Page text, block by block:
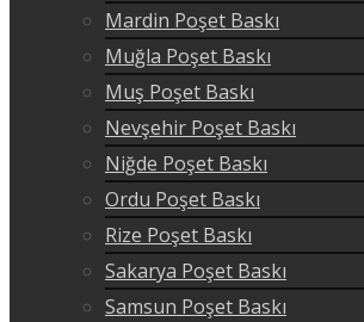
Mardin Poşet Baskı
Muğla Poşet Baskı
Muş Poşet Baskı
Nevşehir Poşet Baskı
Niğde Poşet Baskı
Ordu Poşet Baskı
Rize Poşet Baskı
Sakarya Poşet Baskı
Samsun Poşet Baskı